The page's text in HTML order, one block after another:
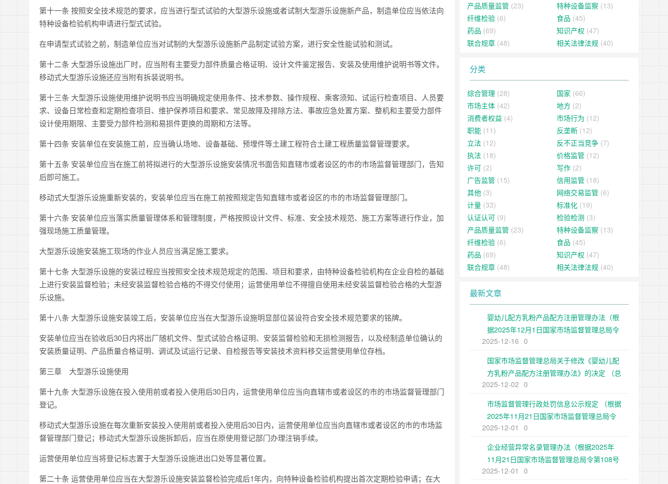
第十一条 按照安全技术规范的要求，应当进行型式试验的大型游乐设施或者试制大型游乐设施新产品，制造单位应当依法向
特种设备检验机构申请进行型式试验。
在申请型式试验之前，制造单位应当对试制的大型游乐设施新产品制定试验方案，进行安全性能试验和测试。
第十二条 大型游乐设施出厂时，应当附有主要受力部件质量合格证明、设计文件鉴定报告、安装及使用维护说明书等文件。
移动式大型游乐设施还应当附有拆装说明书。
第十三条 大型游乐设施使用维护说明书应当明确规定使用条件、技术参数、操作规程、乘客须知、试运行检查项目、人员要
求、设备日常检查和定期检查项目、维护保养项目和要求、常见故障及排除方法、事故应急处置方案、整机和主要受力部件
设计使用期限、主要受力部件检测和易损件更换的周期和方法等。
第十四条 安装单位在安装施工前，应当确认场地、设备基础、预埋件等土建工程符合土建工程质量监督管理要求。
第十五条 安装单位应当在施工前将拟进行的大型游乐设施安装情况书面告知直辖市或者设区的市的市场监督管理部门，告知
后即可施工。
移动式大型游乐设施重新安装的，安装单位应当在施工前按照规定告知直辖市或者设区的市的市场监督管理部门。
第十六条 安装单位应当落实质量管理体系和管理制度，严格按照设计文件、标准、安全技术规范、施工方案等进行作业，加
强现场施工质量管理。
大型游乐设施安装施工现场的作业人员应当满足施工要求。
第十七条 大型游乐设施的安装过程应当按照安全技术规范规定的范围、项目和要求，由特种设备检验机构在企业自检的基础
上进行安装监督检验；未经安装监督检验合格的不得交付使用；运营使用单位不得擅自使用未经安装监督检验合格的大型游
乐设施。
第十八条 大型游乐设施安装竣工后，安装单位应当在大型游乐设施明显部位装设符合安全技术规范要求的铭牌。
安装单位应当在验收后30日内将出厂随机文件、型式试验合格证明、安装监督检验和无损检测报告，以及经制造单位确认的
安装质量证明、产品质量合格证明、调试及试运行记录、自检报告等安装技术资料移交运营使用单位存档。
第三章 大型游乐设施使用
第十九条 大型游乐设施在投入使用前或者投入使用后30日内，运营使用单位应当向直辖市或者设区的市的市场监督管理部门
登记。
移动式大型游乐设施在每次重新安装投入使用前或者投入使用后30日内，运营使用单位应当向直辖市或者设区的市的市场监
督管理部门登记；移动式大型游乐设施拆卸后，应当在原使用登记部门办理注销手续。
运营使用单位应当将登记标志置于大型游乐设施进出口处等显著位置。
第二十条 运营使用单位应当在大型游乐设施安装监督检验完成后1年内，向特种设备检验机构提出首次定期检验申请；在大
产品质量监管 (23) 特种设备监察 (13)
纤维检验 (6) 食品 (45)
药品 (69) 知识产权 (47)
联合规章 (48) 相关法律法规 (40)
分类
综合管理 (28) 国家 (66)
市场主体 (42) 地方 (2)
消费者权益 (4) 市场行为 (12)
职能 (11) 反垄断 (12)
立法 (12) 反不正当竞争 (7)
执法 (18) 价格监管 (12)
许可 (2) 写作 (2)
广告监管 (15) 信用监管 (18)
其他 (3) 网络交易监管 (6)
计量 (33) 标准化 (19)
认证认可 (9) 检验检测 (3)
产品质量监管 (23) 特种设备监察 (13)
纤维检验 (6) 食品 (45)
药品 (69) 知识产权 (47)
联合规章 (48) 相关法律法规 (40)
最新文章
婴幼儿配方乳粉产品配方注册管理办法（根
据2025年12月1日国家市场监督管理总局令
第109号修正）
2025-12-16 0
国家市场监督管理总局关于修改《婴幼儿配
方乳粉产品配方注册管理办法》的决定 （总
局令第109号公布 自公布之日起施行）
2025-12-02 0
市场监督管理行政处罚信息公示规定 （根据
2025年11月21日国家市场监督管理总局令
第108号第二次修正）
2025-12-01
0
企业经营异常名录管理办法（根据2025年
11月21日国家市场监督管理总局令第108号
第二次修正）
2025-12-01
0